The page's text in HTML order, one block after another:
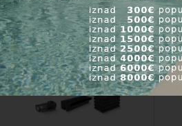
Oase Stream Set 35000 - vodopad
set
DODATNI
POPUST